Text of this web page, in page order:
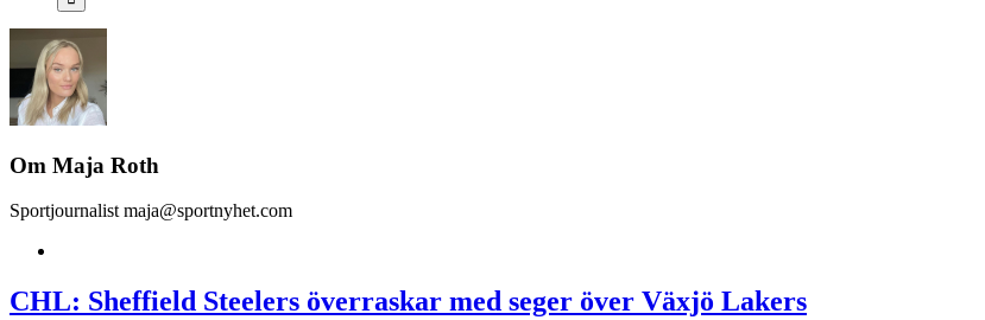
Om Maja Roth
Sportjournalist maja@sportnyhet.com
CHL: Sheffield Steelers överraskar med seger över Växjö Lakers